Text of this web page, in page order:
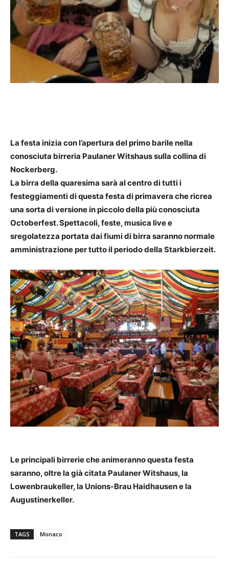
La festa inizia con l’apertura del primo barile nella
conosciuta birreria Paulaner Witshaus sulla collina di
Nockerberg.
La birra della quaresima sarà al centro di tutti i
festeggiamenti di questa festa di primavera che ricrea
una sorta di versione in piccolo della più conosciuta
Octoberfest. Spettacoli, feste, musica live e
sregolatezza portata dai fiumi di birra saranno normale
amministrazione per tutto il periodo della Starkbierzeit.
Le principali birrerie che animeranno questa festa
saranno, oltre la già citata Paulaner Witshaus, la
Lowenbraukeller, la Unions-Brau Haidhausen e la
Augustinerkeller.
TAGS Monaco